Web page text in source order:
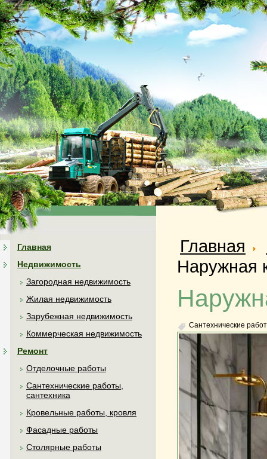
Главная
Недвижимость
Загородная недвижимость
Жилая недвижимость
Зарубежная недвижимость
Коммерческая недвижимость
Ремонт
Отделочные работы
Сантехнические работы,
сантехника
Кровельные работы, кровля
Фасадные работы
Столярные работы
Главная
Наружная
Сантехнические